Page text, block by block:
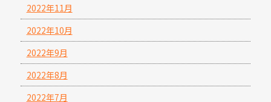
2022年11月
2022年10月
2022年9月
2022年8月
2022年7月